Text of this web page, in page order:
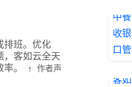
排班。优化
，客如云全天
。
作者声
中
收
口
客